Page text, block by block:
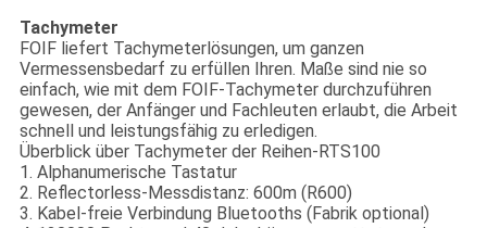
Tachymeter
FOIF liefert Tachymeterlösungen, um ganzen
Vermessensbedarf zu erfüllen Ihren. Maße sind nie so
einfach, wie mit dem FOIF-Tachymeter durchzuführen
gewesen, der Anfänger und Fachleuten erlaubt, die Arbeit
schnell und leistungsfähig zu erledigen.
Überblick über Tachymeter der Reihen-RTS100
1. Alphanumerische Tastatur
2. Reflectorless-Messdistanz: 600m (R600)
3. Kabel-freie Verbindung Bluetooths (Fabrik optional)